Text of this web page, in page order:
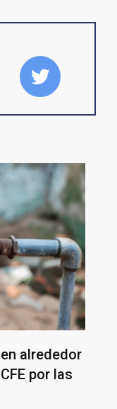
alrededor
por las